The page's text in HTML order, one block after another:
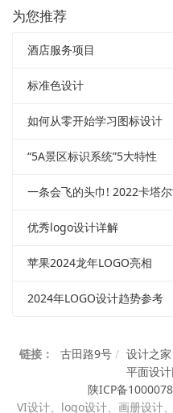
为您推荐
酒店服务项目
标准色设计
如何从零开始学习图标设计
“5A景区标识系统”5大特性
一条会飞的头巾! 2022卡塔
优秀logo设计详解
苹果2024龙年LOGO亮相
2024年LOGO设计趋势参考
链接： 古田路9号 / 设计之家
平面设
陕ICP备
VI设计、 logo设计、画册设计